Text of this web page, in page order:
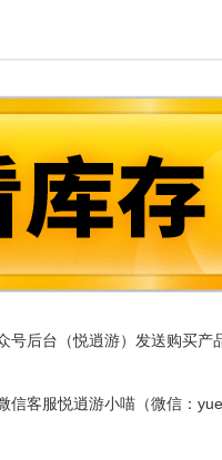
号后台（悦逍游）发送购买
信客服悦逍游小喵（微信：